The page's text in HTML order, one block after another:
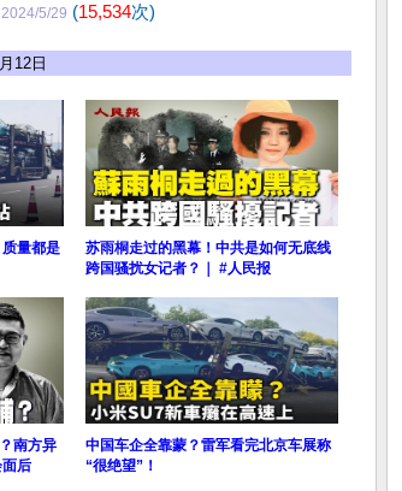
2024/5/29 (15,534次)
12日
量都是
苏雨桐走过的黑幕！中共是如何无底线
跨国骚扰女记者？｜ #人民报
南方异
后
中国车企全靠蒙？雷军看完北京车展称
“很绝望”！